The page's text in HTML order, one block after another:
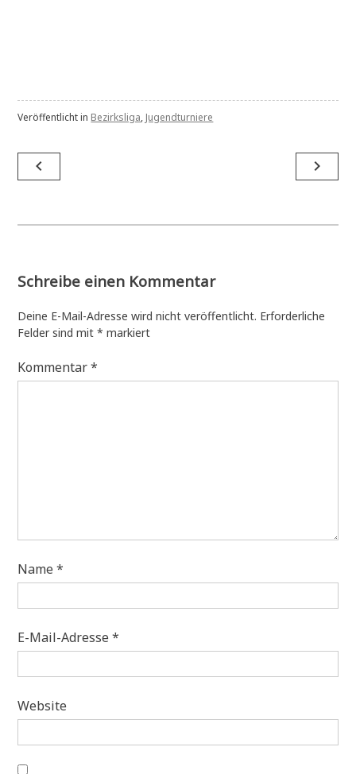
Veröffentlicht in Bezirksliga, Jugendturniere
Beitragsnavigation
navigate_before navigate_next
Schreibe einen Kommentar
Deine E-Mail-Adresse wird nicht veröffentlicht. Erforderliche
Felder sind mit* markiert
Kommentar*
Name*
E-Mail-Adresse*
Website